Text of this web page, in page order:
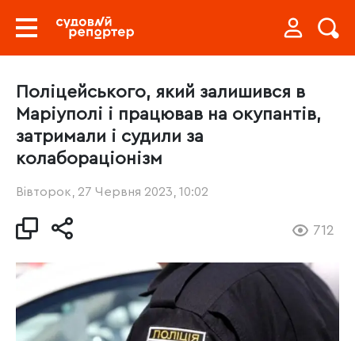
Поліцейського, який залишився в
Маріуполі і працював на окупантів,
затримали і судили за
колабораціонізм
Вівторок, 27 Червня 2023, 10:02
712